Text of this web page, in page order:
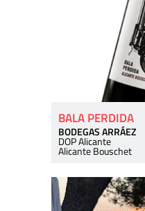
BALA PERDIDA
BODEGAS ARRÁEZ
DOP Alicante
Alicante Bouschet